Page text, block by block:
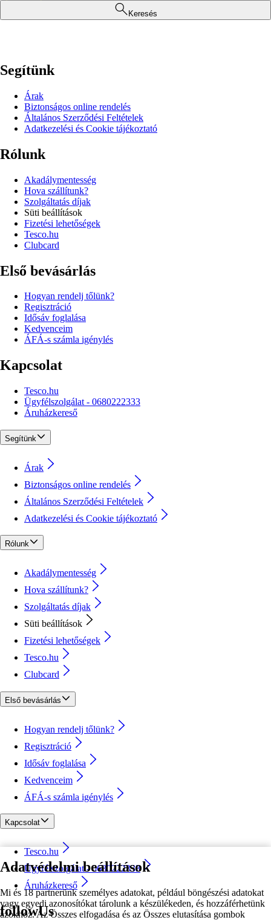
Adatvédelmi beállítások
Mi és 18 partnerünk személyes adatokat, például böngészési adatokat
vagy egyedi azonosítókat tárolunk a készülékeden, és hozzáférhetünk
azokhoz. Az Összes elfogadása és az Összes elutasítása gombok
Keresés
Segítünk
Árak
Biztonságos online rendelés
Általános Szerződési Feltételek
Adatkezelési és Cookie tájékoztató
Rólunk
Akadálymentesség
Hova szállítunk?
Szolgáltatás díjak
Süti beállítások
Fizetési lehetőségek
Tesco.hu
Clubcard
Első bevásárlás
Hogyan rendelj tőlünk?
Regisztráció
Idősáv foglalása
Kedvenceim
ÁFÁ-s számla igénylés
Kapcsolat
Tesco.hu
Ügyfélszolgálat - 0680222333
Áruházkereső
Segítünk
Árak
Biztonságos online rendelés
Általános Szerződési Feltételek
Adatkezelési és Cookie tájékoztató
Rólunk
Akadálymentesség
Hova szállítunk?
Szolgáltatás díjak
Süti beállítások
Fizetési lehetőségek
Tesco.hu
Clubcard
Első bevásárlás
Hogyan rendelj tőlünk?
Regisztráció
Idősáv foglalása
Kedvenceim
ÁFÁ-s számla igénylés
Kapcsolat
Tesco.hu
Ügyfélszolgálat - 0680222333
Áruházkereső
followUs